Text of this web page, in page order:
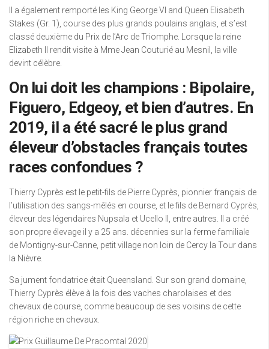
Il a également remporté les King George VI and Queen Elisabeth
Stakes (Gr. 1), course des plus grands poulains anglais, et s’est
classé deuxième du Prix de l’Arc de Triomphe. Lorsque la reine
Elizabeth II rendit visite à Mme Jean Couturié au Mesnil, la ville
devint célèbre.
On lui doit les champions : Bipolaire,
Figuero, Edgeoy, et bien d’autres. En
2019, il a été sacré le plus grand
éleveur d’obstacles français toutes
races confondues ?
Thierry Cyprès est le petit-fils de Pierre Cyprès, pionnier français de
l’utilisation des sangs-mêlés en course, et le fils de Bernard Cyprès,
éleveur des légendaires Nupsala et Ucello II, entre autres. Il a créé
son propre élevage il y a 25 ans. décennies sur la ferme familiale
de Montigny-sur-Canne, petit village non loin de Cercy la Tour dans
la Nièvre.
Sa jument fondatrice était Queensland. Sur son grand domaine,
Thierry Cyprès élève à la fois des vaches charolaises et des
chevaux de course, comme beaucoup de ses voisins de cette
région riche en chevaux.